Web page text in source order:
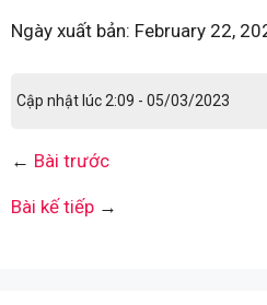
Ngày xuất bản: February 22,
Cập nhật lúc 2:09 - 05/03/2023
← Bài trước
Bài kế tiếp →